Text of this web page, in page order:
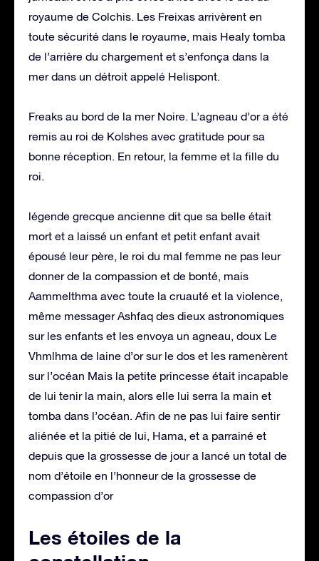
royaume de Colchis. Les Freixas arrivèrent en
toute sécurité dans le royaume, mais Healy tomba
de l’arrière du chargement et s’enfonça dans la
mer dans un détroit appelé Helispont.
Freaks au bord de la mer Noire. L’agneau d’or a été
remis au roi de Kolshes avec gratitude pour sa
bonne réception. En retour, la femme et la fille du
roi.
légende grecque ancienne dit que sa belle était
mort et a laissé un enfant et petit enfant avait
épousé leur père, le roi du mal femme ne pas leur
donner de la compassion et de bonté, mais
Aammelthma avec toute la cruauté et la violence,
même messager Ashfaq des dieux astronomiques
sur les enfants et les envoya un agneau, doux Le
Vhmlhma de laine d’or sur le dos et les ramenèrent
sur l’océan Mais la petite princesse était incapable
de lui tenir la main, alors elle lui serra la main et
tomba dans l’océan. Afin de ne pas lui faire sentir
aliénée et la pitié de lui, Hama, et a parrainé et
depuis que la grossesse de jour a lancé un total de
nom d’étoile en l’honneur de la grossesse de
compassion d’or
Les étoiles de la